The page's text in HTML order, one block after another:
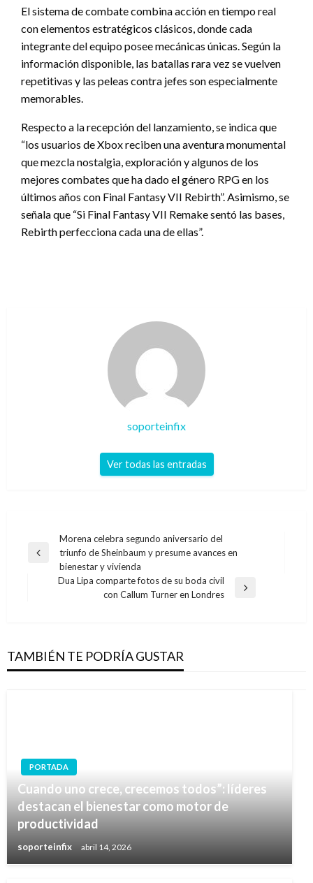
El sistema de combate combina acción en tiempo real
con elementos estratégicos clásicos, donde cada
integrante del equipo posee mecánicas únicas. Según la
información disponible, las batallas rara vez se vuelven
repetitivas y las peleas contra jefes son especialmente
memorables.
Respecto a la recepción del lanzamiento, se indica que
“los usuarios de Xbox reciben una aventura monumental
que mezcla nostalgia, exploración y algunos de los
mejores combates que ha dado el género RPG en los
últimos años con Final Fantasy VII Rebirth”. Asimismo, se
señala que “Si Final Fantasy VII Remake sentó las bases,
Rebirth perfecciona cada una de ellas”.
soporteinfix
Ver todas las entradas
Navegación
de
entradas
Entrada
anterior
Morena celebra segundo aniversario del
triunfo de Sheinbaum y presume avances en
bienestar y vivienda
Dua Lipa comparte fotos de su boda civil
con Callum Turner en Londres
TAMBIÉN TE PODRÍA GUSTAR
PORTADA
Cuando uno crece, crecemos todos”: líderes
destacan el bienestar como motor de
productividad
soporteinfix abril 14, 2026